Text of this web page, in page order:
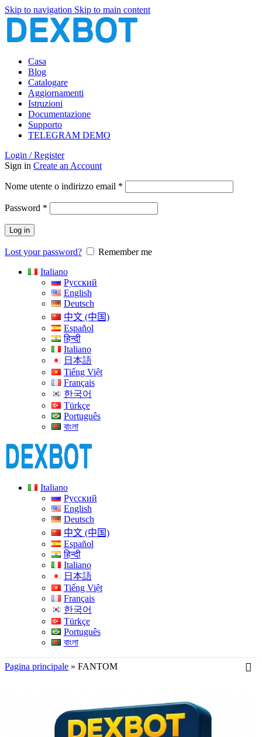
Skip to navigation Skip to main content
Casa
Blog
Catalogare
Aggiornamenti
Istruzioni
Documentazione
Supporto
TELEGRAM DEMO
Login / Register
Sign in Create an Account
Nome utente o indirizzo email *
Password *
Log in
Lost your password?
Remember me
Italiano
Русский
English
Deutsch
中文 (中国)
Español
हिन्दी
Italiano
日本語
Tiếng Việt
Français
한국어
Türkçe
Português
বাংলা
Italiano
Русский
English
Deutsch
中文 (中国)
Español
हिन्दी
Italiano
日本語
Tiếng Việt
Français
한국어
Türkçe
Português
বাংলা
Pagina principale » FANTOM